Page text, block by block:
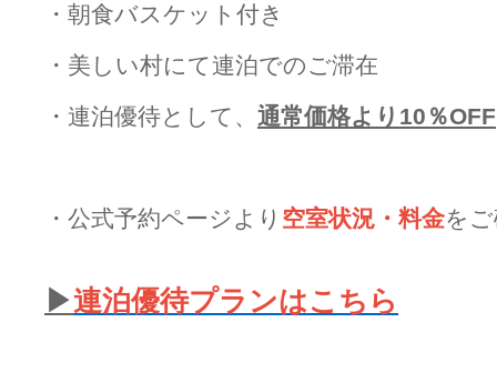
・朝食バスケット付き
・美しい村にて連泊でのご滞在
・連泊優待として、 通常価格より10％OFF
・公式予約ページより 空室状況・料金を
▶連泊優待プランはこちら